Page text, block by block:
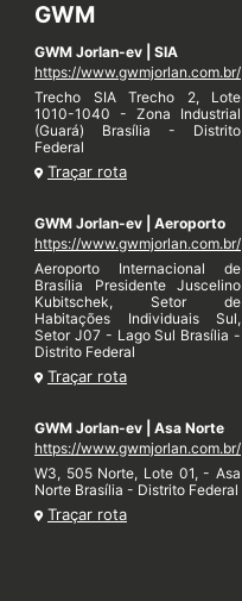
GWM
GWM Jorlan-ev | SIA
https://www.gwmjorlan.com.br/
Trecho SIA Trecho 2, Lote
1010-1040 - Zona Industrial
(Guará) Brasília - Distrito
Federal
Traçar rota
GWM Jorlan-ev | Aeroporto
https://www.gwmjorlan.com.br/
Aeroporto Internacional de
Brasília Presidente Juscelino
Kubitschek, Setor de
Habitações Individuais Sul,
Setor J07 - Lago Sul Brasília -
Distrito Federal
Traçar rota
GWM Jorlan-ev | Asa Norte
https://www.gwmjorlan.com.br/
W3, 505 Norte, Lote 01, - Asa
Norte Brasília - Distrito Federal
Traçar rota